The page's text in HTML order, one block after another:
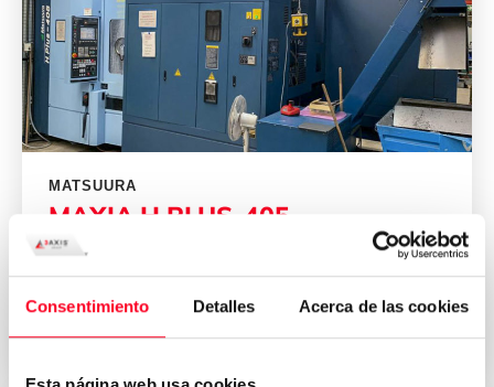
Consentimiento Detalles Acerca de las cookies
MATSUURA
MAXIA H.PLUS-405
Últimos Projetos
2013Germany